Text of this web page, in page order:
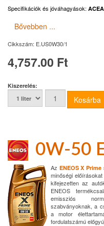
Specifikációk és jóváhagyások:
Bővebben ...
Cikkszám: E.US0W30/1
4,757.00 Ft
Kiszerelés:
0W-50
Az ENEOS X Prime
minőségi
kifejezetten az
ENEOS
emissziós
szabványoknak, a
a motor
fordulatszámú